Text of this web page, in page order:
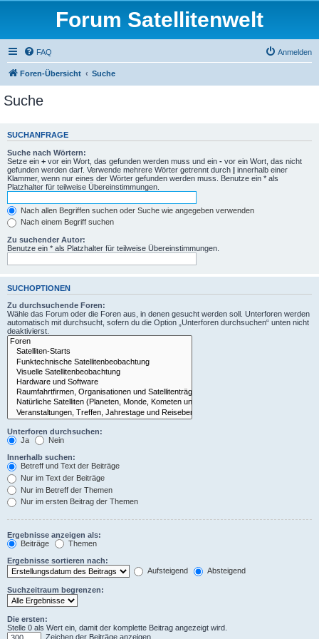
Forum Satellitenwelt
FAQ Anmelden
Foren-Übersicht Suche
Suche
SUCHANFRAGE
Suche nach Wörtern:
Setze ein + vor ein Wort, das gefunden werden muss und ein - vor ein Wort, das nicht
gefunden werden darf. Verwende mehrere Wörter getrennt durch | innerhalb einer
Klammer, wenn nur eines der Wörter gefunden werden muss. Benutze ein * als
Platzhalter für teilweise Übereinstimmungen.
Nach allen Begriffen suchen oder Suche wie angegeben verwenden
Nach einem Begriff suchen
Zu suchender Autor:
Benutze ein * als Platzhalter für teilweise Übereinstimmungen.
SUCHOPTIONEN
Zu durchsuchende Foren:
Wähle das Forum oder die Foren aus, in denen gesucht werden soll. Unterforen werden
automatisch mit durchsucht, sofern du die Option „Unterforen durchsuchen“ unten nicht
deaktivierst.
Unterforen durchsuchen:
Ja
Nein
Innerhalb suchen:
Betreff und Text der Beiträge
Nur im Text der Beiträge
Nur im Betreff der Themen
Nur im ersten Beitrag der Themen
Ergebnisse anzeigen als:
Beiträge
Themen
Ergebnisse sortieren nach:
Aufsteigend
Absteigend
Suchzeitraum begrenzen:
Die ersten:
Stelle 0 als Wert ein, damit der komplette Beitrag angezeigt wird.
Zeichen der Beiträge anzeigen